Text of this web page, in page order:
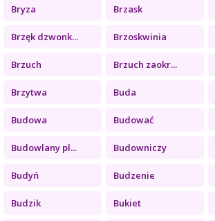
Bryza Brzask
Brzęk dzwonk... Brzoskwinia
Brzuch Brzuch zaokr...
Brzytwa Buda
Budowa Budować
Budowlany pl... Budowniczy
Budyń Budzenie
Budzik Bukiet